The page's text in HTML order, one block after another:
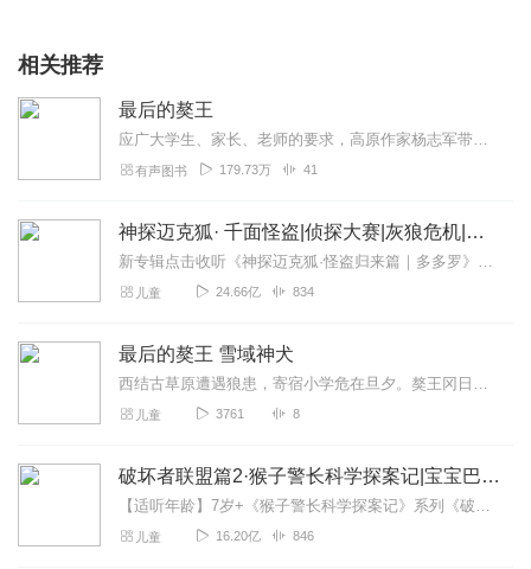
相关推荐
最后的獒王
应广大学生、家长、老师的要求，高原作家杨志军带领中国孩子进入神秘的藏地，让你见识一个獒世界！今夜，藏獒来袭，感天动地，石破天惊！
有声图书 179.73万 41
神探迈克狐· 千面怪盗|侦探大赛|灰狼危机|多多罗
新专辑点击收听《神探迈克狐·怪盗归来篇｜多多罗》！！！>>>点击进入主播橱窗购买《神探迈克狐》系列图书吧!<<<多多罗故事【点击前往】收听多多罗其他好玩有趣的故...
儿童 24.66亿 834
最后的獒王 雪域神犬
西结古草原遭遇狼患，寄宿小学危在旦夕。獒王冈日森格的体力日渐不支，却不得不与自己丧心病狂、六亲不认的亲孙子——地狱食肉魔展开殊死搏斗。与此同时，...
儿童 3761 8
破坏者联盟篇2·猴子警长科学探案记|宝宝巴士故事
【适听年龄】7岁+《猴子警长科学探案记》系列《破坏者联盟篇1·猴子警长科学探案记》>>>《破坏者联盟篇2·猴子警长科学探案记》>>>《破坏者联盟篇3·猴子警长科...
儿童 16.20亿 846